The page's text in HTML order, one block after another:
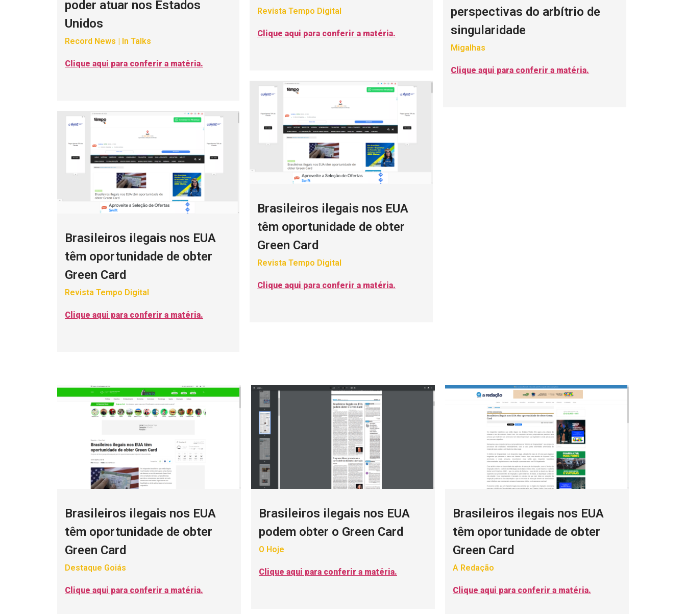
poder atuar nos Estados
Unidos
Record News | In Talks
Clique aqui para conferir a matéria.
Brasileiros ilegais nos EUA
têm oportunidade de obter
Green Card
Revista Tempo Digital
Clique aqui para conferir a matéria.
Revista Tempo Digital
Clique aqui para conferir a matéria.
Brasileiros ilegais nos EUA
têm oportunidade de obter
Green Card
Revista Tempo Digital
Clique aqui para conferir a matéria.
perspectivas do arbítrio de
singularidade
Migalhas
Clique aqui para conferir a matéria.
Brasileiros ilegais nos EUA
têm oportunidade de obter
Green Card
Destaque Goiás
Clique aqui para conferir a matéria.
Brasileiros ilegais nos EUA
podem obter o Green Card
O Hoje
Clique aqui para conferir a matéria.
Brasileiros ilegais nos EUA
têm oportunidade de obter
Green Card
A Redação
Clique aqui para conferir a matéria.